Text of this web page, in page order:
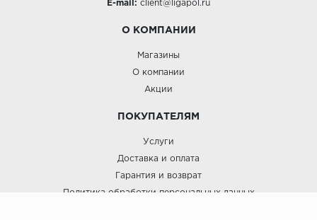
E-mail: client@ligapol.ru
О КОМПАНИИ
Магазины
О компании
Акции
ПОКУПАТЕЛЯМ
Услуги
Доставка и оплата
Гарантия и возврат
Политика обработки персональных данных